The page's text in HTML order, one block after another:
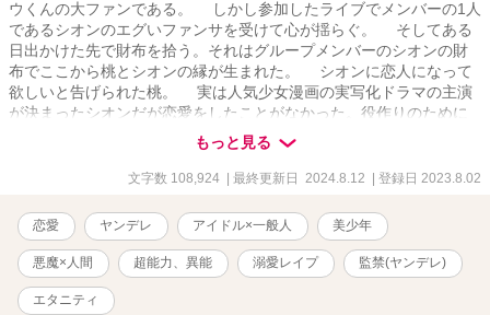
ウくんの大ファンである。 しかし参加したライブでメンバーの1人
であるシオンのエグいファンサを受けて心が揺らぐ。 そしてある
日出かけた先で財布を拾う。それはグループメンバーのシオンの財
布でここから桃とシオンの縁が生まれた。 シオンに恋人になって
欲しいと告げられた桃。 実は人気少女漫画の実写化ドラマの主演
が決まったシオンだが恋愛をしたことがなかった。役作りのために
信頼できる女性と恋人ごっこをしたいと桃に申し出たのだ。 桃
は悩むが推しであるコウとの縁ができる事とシオンの押しに負けて
付き合う事を決意する。 現役高校生とは思えないほどのシオンの
事に罪悪感を感じていた。ついに桃はシオンに別れを告げるがシオ
ンは絶対に嫌だと言い張り、所有するタワマンの最上階の1室に桃を
誘拐する。 「俺、桃さんのことずーっと好きだったよ。また俺から
離れようとするなんて酷い人。今度こそ一緒にいようね。たっぷり
愛してあげる」 ミステリアスなヤンデレ美少年アイドル×限界ドル
もっと見る
文字数 108,924 | 最終更新日 2024.8.12 | 登録日 2023.8.02
恋愛 ヤンデレ アイドル×一般人 美少年
悪魔×人間 超能力、異能 溺愛レイプ 監禁(ヤンデレ)
エタニティ